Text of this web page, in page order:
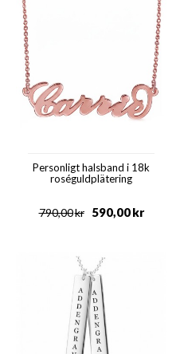
Personligt halsband i 18k
roséguldplätering
kr
790,00 kr
590,00